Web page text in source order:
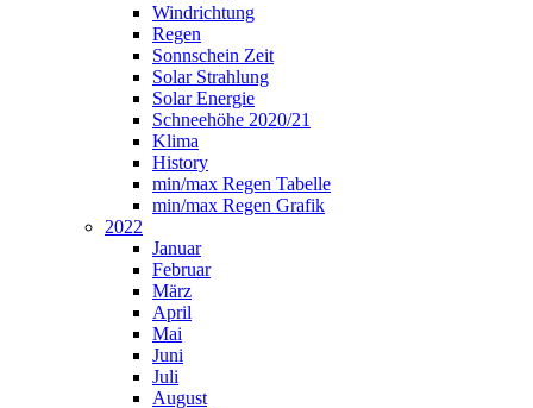
Windrichtung
Regen
Sonnschein Zeit
Solar Strahlung
Solar Energie
Schneehöhe 2020/21
Klima
History
min/max Regen Tabelle
min/max Regen Grafik
2022
Januar
Februar
März
April
Mai
Juni
Juli
August